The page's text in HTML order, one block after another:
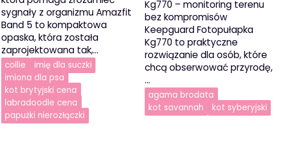
sygnały z organizmu Amazfit
Band 5 to kompaktowa
opaska, która została
zaprojektowana tak,…
collie
imię dla suczki
imiona dla psa
kot brytyjski cena
labradoodle cena
papużki nierozłączki
Kg770 – monitoring terenu
bez kompromisów
Keepguard Fotopułapka
Kg770 to praktyczne
rozwiązanie dla osób, które
chcą obserwować przyrodę,
…
agama brodata
kot savannah
kot syberyjski